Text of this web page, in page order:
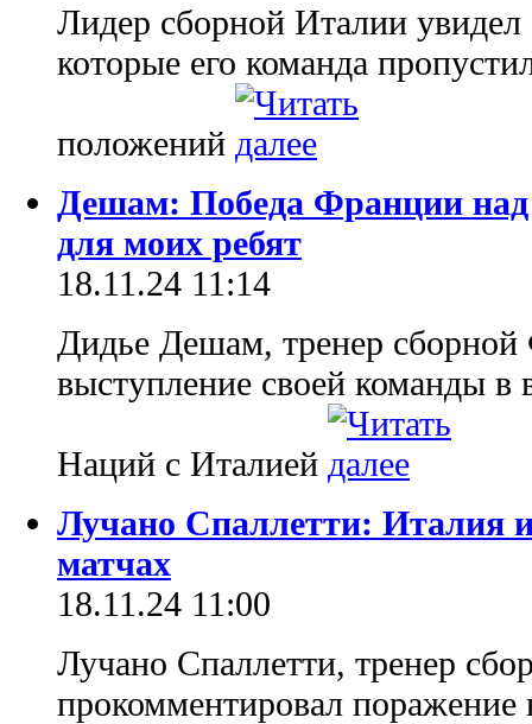
Лидер сборной Италии увидел
которые его команда
положений
Дешам: Победа Франции
для моих ребят
18.11.24 11:14
Дидье Дешам, тренер
выступление своей команды в
Наций с Италией
Лучано Спаллетти: Италия
матчах
18.11.24 11:00
Лучано Спаллетти, тренер
прокомментировал